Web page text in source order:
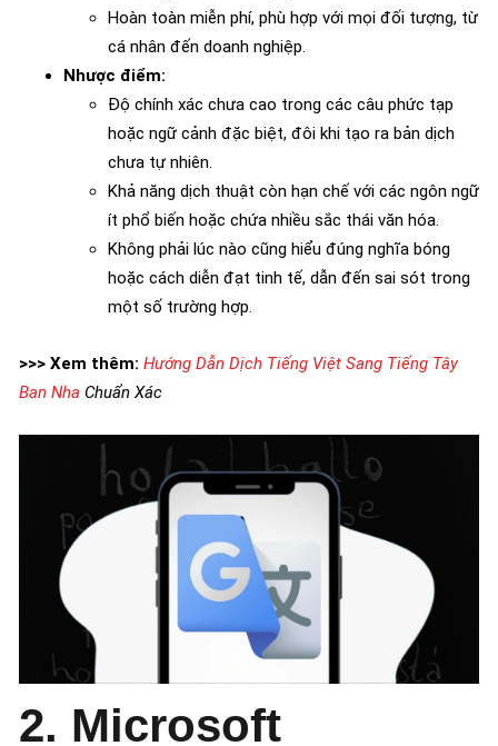
Hoàn toàn miễn phí, phù hợp với mọi đối tượng, từ
cá nhân đến doanh nghiệp.
Nhược điểm:
Độ chính xác chưa cao trong các câu phức tạp
hoặc ngữ cảnh đặc biệt, đôi khi tạo ra bản dịch
chưa tự nhiên.
Khả năng dịch thuật còn hạn chế với các ngôn ngữ
ít phổ biến hoặc chứa nhiều sắc thái văn hóa.
Không phải lúc nào cũng hiểu đúng nghĩa bóng
hoặc cách diễn đạt tinh tế, dẫn đến sai sót trong
một số trường hợp.
>>> Xem thêm: Hướng Dẫn Dịch Tiếng Việt Sang Tiếng Tây
Ban Nha Chuẩn Xác
2. Microsoft